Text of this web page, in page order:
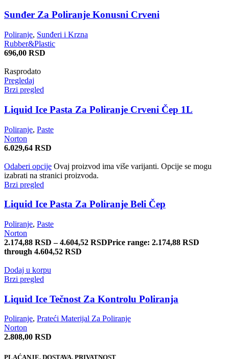
Sunđer Za Poliranje Konusni Crveni
Poliranje, Sunđeri i Krzna
Rubber&Plastic
696,00 RSD
Rasprodato
Pregledaj
Brzi pregled
Liquid Ice Pasta Za Poliranje Crveni Čep 1L
Poliranje, Paste
Norton
6.029,64 RSD
Odaberi opcije Ovaj proizvod ima više varijanti. Opcije se mogu
izabrati na stranici proizvoda.
Brzi pregled
Liquid Ice Pasta Za Poliranje Beli Čep
Poliranje, Paste
Norton
2.174,88 RSD – 4.604,52 RSDPrice range: 2.174,88 RSD
through 4.604,52 RSD
Dodaj u korpu
Brzi pregled
Liquid Ice Tečnost Za Kontrolu Poliranja
Poliranje, Prateći Materijal Za Poliranje
Norton
2.808,00 RSD
PLAĆANJE, DOSTAVA, PRIVATNOST